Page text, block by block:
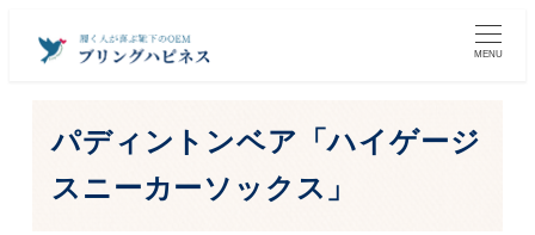
MENU
パディントンベア「ハイゲージ
スニーカーソックス」